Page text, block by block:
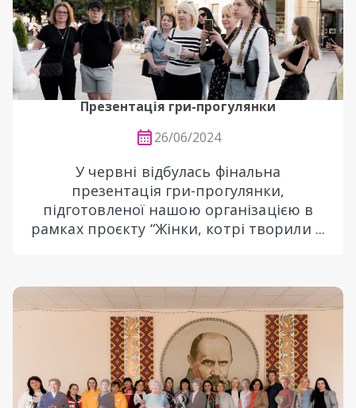
Презентація гри-прогулянки
26/06/2024
У червні відбулась фінальна
презентація гри-прогулянки,
підготовленої нашою організацією в
рамках проєкту “Жінки, котрі творили ...